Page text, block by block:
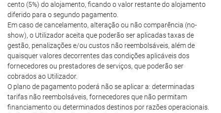
cento (5%) do alojamento, ficando o valor restante do alojamento
diferido para o segundo pagamento.
Em caso de cancelamento, alteração ou não comparência (no-
show), o Utilizador aceita que poderão ser aplicadas taxas de
gestão, penalizações e/ou custos não reembolsáveis, além de
quaisquer valores decorrentes das condições aplicáveis dos
fornecedores ou prestadores de serviços, que poderão ser
cobrados ao Utilizador.
O plano de pagamento poderá não se aplicar a: determinadas
tarifas não reembolsáveis, fornecedores que não permitam
financiamento ou determinados destinos por razões operacionais.